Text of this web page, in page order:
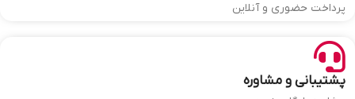
پرداخت حضوری و آنلاین
پشتیبانی و مشاوره